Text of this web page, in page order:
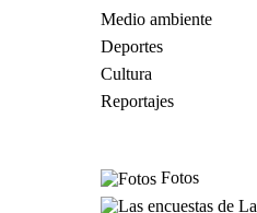
Medio ambiente
Deportes
Cultura
Reportajes
Fotos